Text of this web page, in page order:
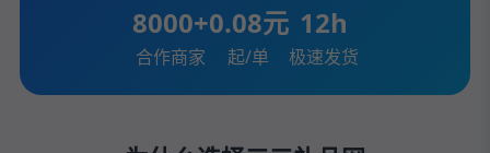
8000+
合作商家
0.08元
起/单
12h
极速发货